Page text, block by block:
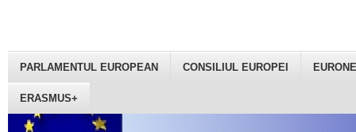
PARLAMENTUL EUROPEAN CONSILIUL EUROPEI
ERASMUS+